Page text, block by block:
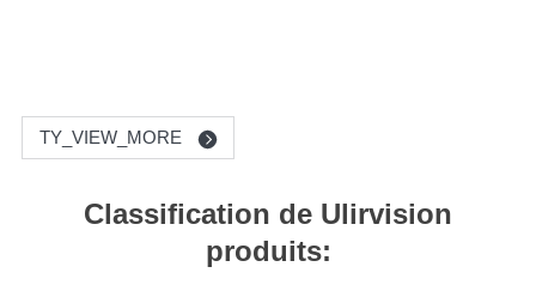
TY_VIEW_MORE
Classification de Ulirvision
produits: